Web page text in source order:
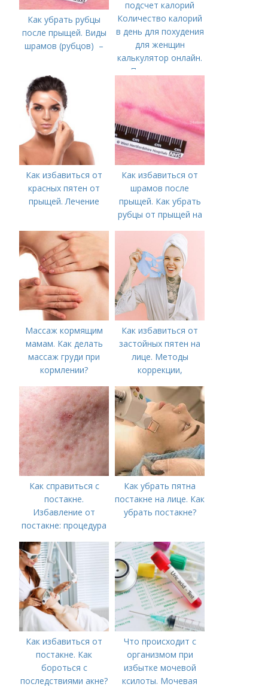
Как убрать рубцы
после прыщей. Виды
шрамов (рубцов) –
Количество калорий
в день для похудения
для женщин
калькулятор онлайн.
Почему нужно
проводить подсчет
Как избавиться от
красных пятен от
прыщей. Лечение
Как избавиться от
шрамов после
прыщей. Как убрать
рубцы от прыщей на
Массаж кормящим
мамам. Как делать
массаж груди при
кормлении?
Как избавиться от
застойных пятен на
лице. Методы
коррекции,
акне и удаления
рубцов и шрамов
постакне
Как справиться с
постакне.
Избавление от
постакне: процедура
Как убрать пятна
постакне на лице. Как
убрать постакне?
Как избавиться от
постакне. Как
бороться с
последствиями акне?
Что происходит с
организмом при
избытке мочевой
ксилоты. Мочевая